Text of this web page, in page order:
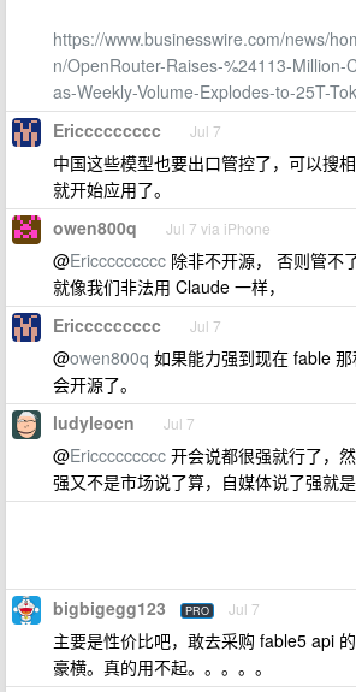
https://www.businesswire.com/news/
n/OpenRouter-Raises-%24113-Million-
as-Weekly-Volume-Explodes-to-25T-
Ericcccccccc Jul 7
中国这些模型也要出口管控了，可以搜
就开始应用了。
owen800q Jul 7 via iPhone
@Ericcccccccc 除非不开源， 否则管不
就像我们非法用 Claude 一样，
Ericcccccccc Jul 7
@owen800q 如果能力强到现在 fable
会开源了。
ludyleocn Jul 7
@Ericcccccccc 开会说都很强就行了，
强又不是市场说了算，自媒体说了强就是
bigbigegg123 PRO Jul 7
主要是性价比吧，敢去采购 fable5 api
豪横。真的用不起。。。。。